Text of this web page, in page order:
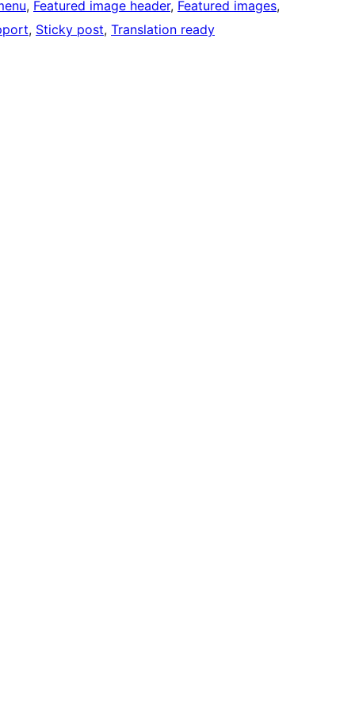
, Featured image header, Featured images
, Sticky post, Translation ready